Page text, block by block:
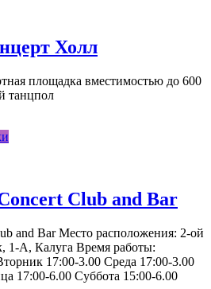
Холл
площадка вместимостью до 600
танцпол
Club and Bar
and Bar Место расположения: 2-ой
1-А, Калуга Время работы:
17:00-3.00 Среда 17:00-3.00
17:00-6.00 Суббота 15:00-6.00